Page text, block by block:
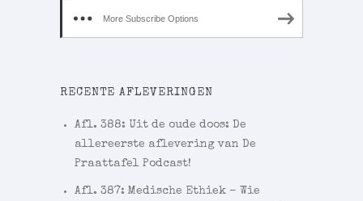
More Subscribe Options
RECENTE AFLEVERINGEN
Afl. 388: Uit de oude doos: De
allereerste aflevering van De
Praattafel Podcast!
Afl. 387: Medische Ethiek – Wie